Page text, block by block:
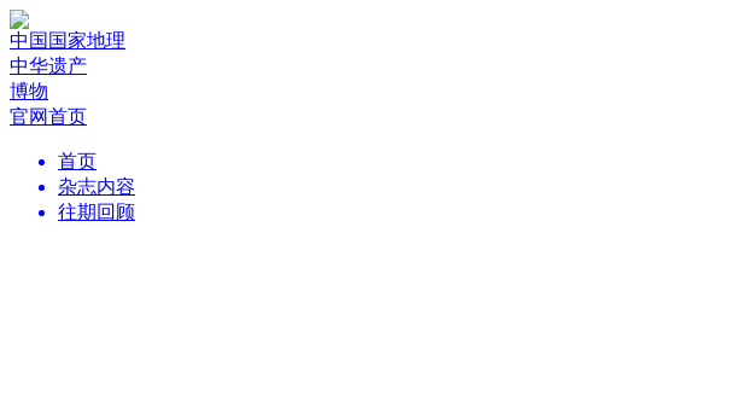
中国国家地理
中华遗产
博物
官网首页
首页
杂志内容
往期回顾